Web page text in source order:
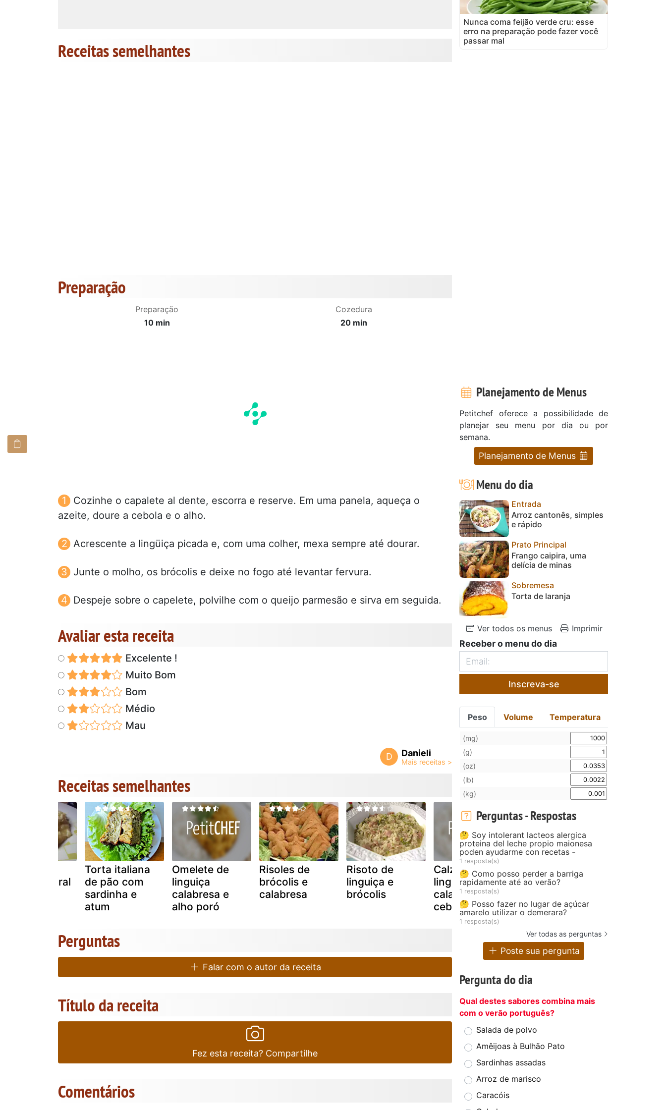
Receitas semelhantes
Preparação
Preparação
10 min
Cozedura
20 min
Cozinhe o capalete al dente, escorra e reserve. Em uma panela, aqueça o
azeite, doure a cebola e o alho.
Acrescente a lingüiça picada e, com uma colher, mexa sempre até dourar.
Junte o molho, os brócolis e deixe no fogo até levantar fervura.
Despeje sobre o capelete, polvilhe com o queijo parmesão e sirva em seguida.
Avaliar esta receita
Excelente !
Muito Bom
Bom
Médio
Mau
D Danieli
Receitas semelhantes
natural
Torta italiana
de pão com
sardinha e
atum
Omelete de
linguiça
calabresa e
alho poró
Risoles de
brócolis e
calabresa
Risoto de
linguiça e
brócolis
Calzone de
linguiça
calabresa com
cebola
Escondidinho
de linguiça com
Perguntas
Falar com o autor da receita
Título da receita
Fez esta receita? Compartilhe
Comentários
Nunca coma feijão verde cru: esse
erro na preparação pode fazer você
passar mal
Planejamento de Menus
Petitchef oferece a possibilidade de
planejar seu menu por dia ou por
semana.
Planejamento de Menus
Menu do dia
Entrada
Arroz cantonês, simples
e rápido
Prato Principal
Frango caipira, uma
delícia de minas
Sobremesa
Torta de laranja
Ver todos os menus Imprimir
Receber o menu do dia
Inscreva-se
Peso Volume Temperatura
(mg)
(g)
(oz)
(lb)
(kg)
Perguntas - Respostas
🤔 Soy intolerant lacteos alergica
proteina del leche propio maionesa
poden ayudarme con recetas -
1 resposta(s)
🤔 Como posso perder a barriga
rapidamente até ao verão?
1 resposta(s)
🤔 Posso fazer no lugar de açúcar
amarelo utilizar o demerara?
1 resposta(s)
Ver todas as perguntas
Poste sua pergunta
Pergunta do dia
Qual destes sabores combina mais
com o verão português?
Salada de polvo
Amêijoas à Bulhão Pato
Sardinhas assadas
Arroz de marisco
Caracóis